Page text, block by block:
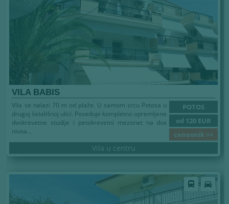
VILA BABIS
POTOS
od 120 EUR
cenovnik >>
Vila se nalazi 70 m od plaže. U samom srcu Potosa u
drugoj šetališnoj ulici. Poseduje kompletno opremljene
dvokrevetne studije i petokrevetni mezonet na dva
nivoa...
Vila u centru
directions_bus directions_car